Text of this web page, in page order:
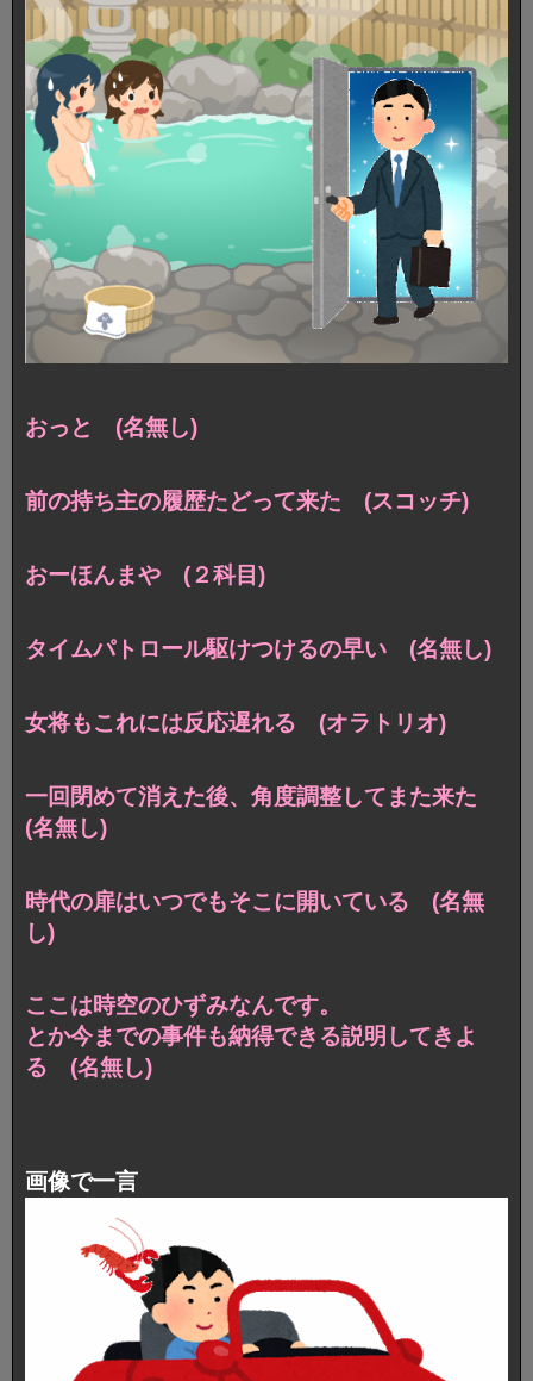
おっと (名無し)
前の持ち主の履歴たどって来た (スコッチ)
おーほんまや (２科目)
タイムパトロール駆けつけるの早い (名無し)
女将もこれには反応遅れる (オラトリオ)
一回閉めて消えた後、角度調整してまた来た
(名無し)
時代の扉はいつでもそこに開いている (名無
し)
ここは時空のひずみなんです。
とか今までの事件も納得できる説明してきよ
る (名無し)
画像で一言